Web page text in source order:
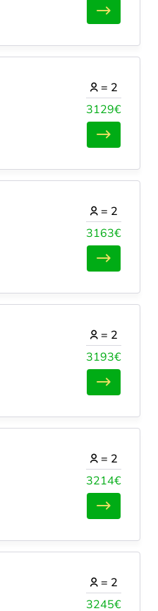
3129€
= 2
3163€
= 2
3193€
= 2
3214€
= 2
3245€
= 2